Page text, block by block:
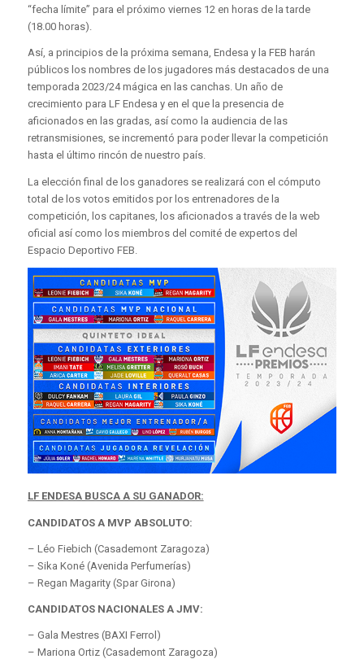
“fecha límite” para el próximo viernes 12 en horas de la tarde
(18.00 horas).
Así, a principios de la próxima semana, Endesa y la FEB harán
públicos los nombres de los jugadores más destacados de una
temporada 2023/24 mágica en las canchas. Un año de
crecimiento para LF Endesa y en el que la presencia de
aficionados en las gradas, así como la audiencia de las
retransmisiones, se incrementó para poder llevar la competición
hasta el último rincón de nuestro país.
La elección final de los ganadores se realizará con el cómputo
total de los votos emitidos por los entrenadores de la
competición, los capitanes, los aficionados a través de la web
oficial así como los miembros del comité de expertos del
Espacio Deportivo FEB.
LF ENDESA BUSCA A SU GANADOR:
CANDIDATOS A MVP ABSOLUTO:
– Léo Fiebich (Casademont Zaragoza)
– Sika Koné (Avenida Perfumerías)
– Regan Magarity (Spar Girona)
CANDIDATOS NACIONALES A JMV:
– Gala Mestres (BAXI Ferrol)
– Mariona Ortiz (Casademont Zaragoza)